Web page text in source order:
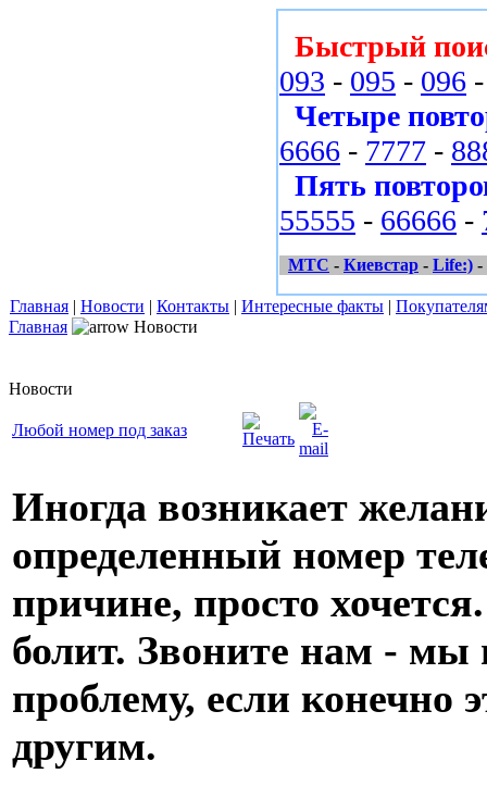
Быстрый
093 - 095 - 096
Четыре
6666 - 7777 -
Пять
55555 - 66666 -
МТС - Киевстар - Life:) -
Главная | Новости | Контакты | Интересные факты |
Главная
Новости
Новости
Любой номер под заказ
Иногда возникает
определенный номер
причине, просто
болит. Звоните нам -
проблему, если конечно
другим.